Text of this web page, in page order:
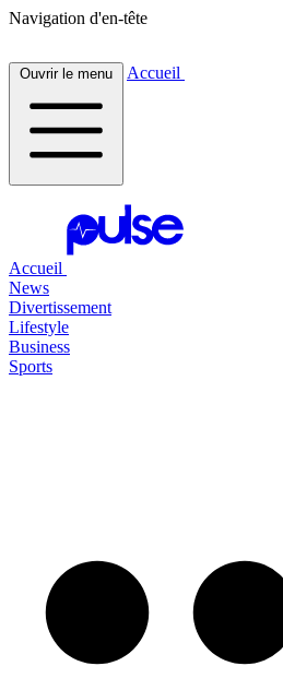
Navigation d'en-tête
Ouvrir le menu Accueil
Accueil
News
Divertissement
Lifestyle
Business
Sports